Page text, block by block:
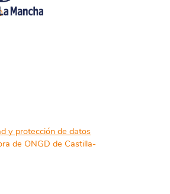
y protección de datos
de ONGD de Castilla-